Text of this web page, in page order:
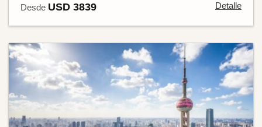
Desde USD 3839 Detalle